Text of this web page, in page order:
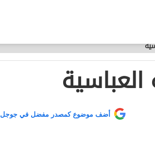
أضف موضوع كمصدر مفضل في جوجل